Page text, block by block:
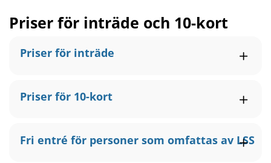
Priser för inträde och 10-kort
Priser för inträde
Priser för 10-kort
Fri entré för personer som omfattas av LSS